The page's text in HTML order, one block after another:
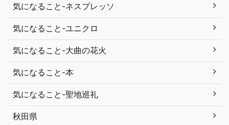
気になること-ネスプレッソ
気になること-ユニクロ
気になること-大曲の花火
気になること-本
気になること-聖地巡礼
秋田県